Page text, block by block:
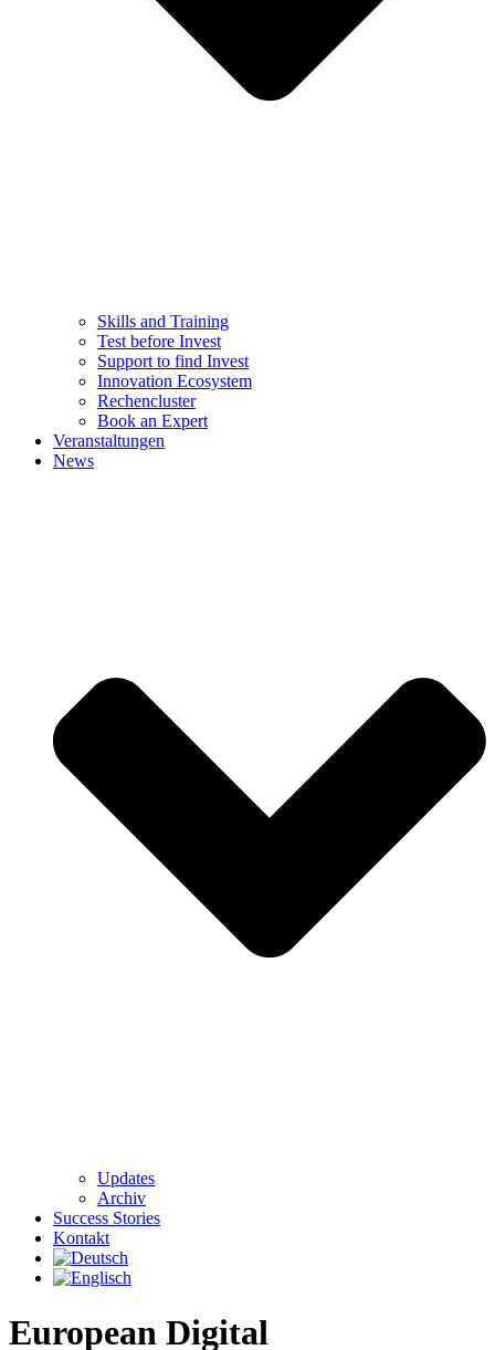
Skills and Training
Test before Invest
Support to find Invest
Innovation Ecosystem
Rechencluster​
Book an Expert
Veranstaltungen
News
Updates
Archiv
Success Stories
Kontakt
European Digital